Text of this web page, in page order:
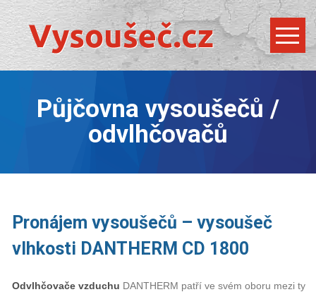
Půjčovna vysoušečů /
odvlhčovačů
Pronájem vysoušečů – vysoušeč
vlhkosti DANTHERM CD 1800
Odvlhčovače vzduchu DANTHERM patří ve svém oboru mezi ty